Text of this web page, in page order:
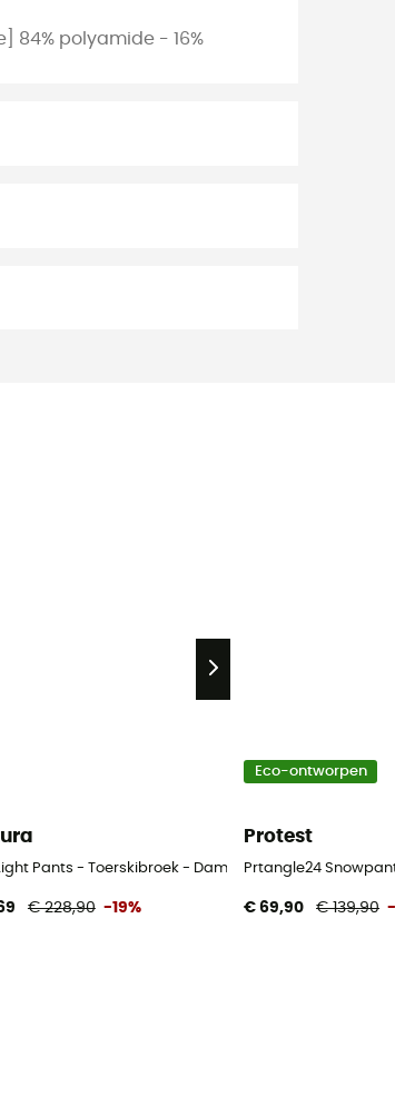
84% polyamide - 16%
Pants - Toerskibroek - Dames
€ 228,90 -19%
Eco-ontworpen
Protest
Prtangle24
€ 69,90 € 139,90